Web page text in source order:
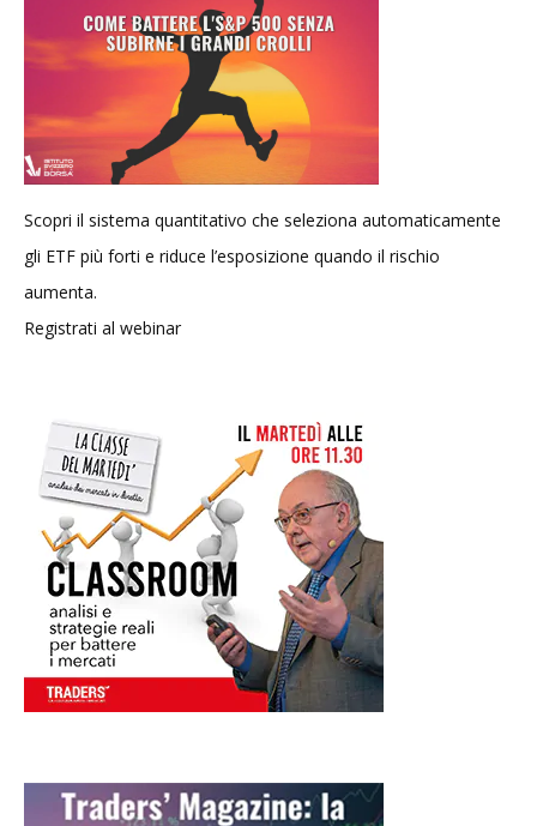
Scopri il sistema quantitativo che seleziona automaticamente
gli ETF più forti e riduce l’esposizione quando il rischio
aumenta.
Registrati al webinar